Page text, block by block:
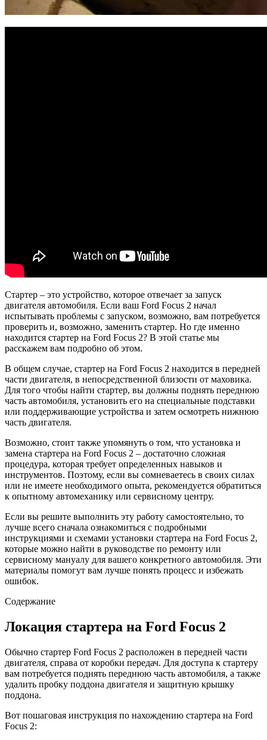
Стартер – это устройство, которое отвечает за запуск
двигателя автомобиля. Если ваш Ford Focus 2 начал
испытывать проблемы с запуском, возможно, вам потребуется
проверить и, возможно, заменить стартер. Но где именно
находится стартер на Ford Focus 2? В этой статье мы
расскажем вам подробно об этом.
В общем случае, стартер на Ford Focus 2 находится в передней
части двигателя, в непосредственной близости от маховика.
Для того чтобы найти стартер, вы должны поднять переднюю
часть автомобиля, установить его на специальные подставки
или поддерживающие устройства и затем осмотреть нижнюю
часть двигателя.
Возможно, стоит также упомянуть о том, что установка и
замена стартера на Ford Focus 2 – достаточно сложная
процедура, которая требует определенных навыков и
инструментов. Поэтому, если вы сомневаетесь в своих силах
или не имеете необходимого опыта, рекомендуется обратиться
к опытному автомеханику или сервисному центру.
Если вы решите выполнить эту работу самостоятельно, то
лучше всего сначала ознакомиться с подробными
инструкциями и схемами установки стартера на Ford Focus 2,
которые можно найти в руководстве по ремонту или
сервисному мануалу для вашего конкретного автомобиля. Эти
материалы помогут вам лучше понять процесс и избежать
ошибок.
Содержание
Локация стартера на Ford Focus 2
Обычно стартер Ford Focus 2 расположен в передней части
двигателя, справа от коробки передач. Для доступа к стартеру
вам потребуется поднять переднюю часть автомобиля, а также
удалить пробку поддона двигателя и защитную крышку
поддона.
Вот пошаговая инструкция по нахождению стартера на Ford
Focus 2: